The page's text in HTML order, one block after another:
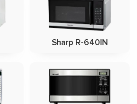
Sharp R-640IN